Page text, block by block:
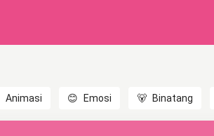
Animasi 😊 Emosi 🐻 Binatang